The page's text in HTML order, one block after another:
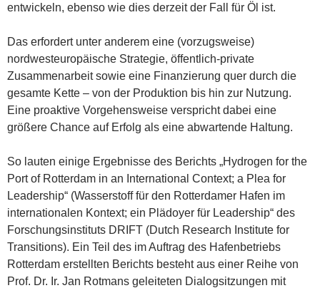
entwickeln, ebenso wie dies derzeit der Fall für Öl ist.
Das erfordert unter anderem eine (vorzugsweise)
nordwesteuropäische Strategie, öffentlich-private
Zusammenarbeit sowie eine Finanzierung quer durch die
gesamte Kette – von der Produktion bis hin zur Nutzung.
Eine proaktive Vorgehensweise verspricht dabei eine
größere Chance auf Erfolg als eine abwartende Haltung.
So lauten einige Ergebnisse des Berichts „Hydrogen for the
Port of Rotterdam in an International Context; a Plea for
Leadership“ (Wasserstoff für den Rotterdamer Hafen im
internationalen Kontext; ein Plädoyer für Leadership“ des
Forschungsinstituts DRIFT (Dutch Research Institute for
Transitions). Ein Teil des im Auftrag des Hafenbetriebs
Rotterdam erstellten Berichts besteht aus einer Reihe von
Prof. Dr. Ir. Jan Rotmans geleiteten Dialogsitzungen mit